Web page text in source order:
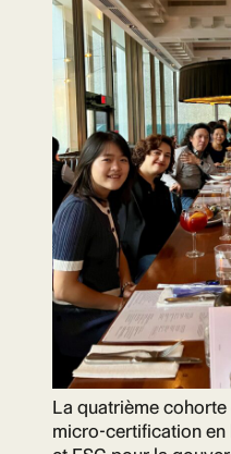
La quatrième
micro-certification en